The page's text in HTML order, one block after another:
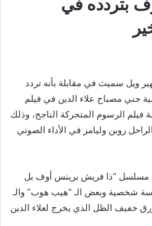
بتردده في
ويل سميث في مقابلة بأنه تردد
جني مصباح علاء الدين في فيلم
فيلم الرسوم المتحركة الناجح، وذلك
روبن وليامز في الأداء الصوتي
مسلسل “ذا فريش برينس أوف بل
شخصية وبعض الـ “هيب هوب” والـ
خفيف الظل الذي يخرج لعلاء الدين